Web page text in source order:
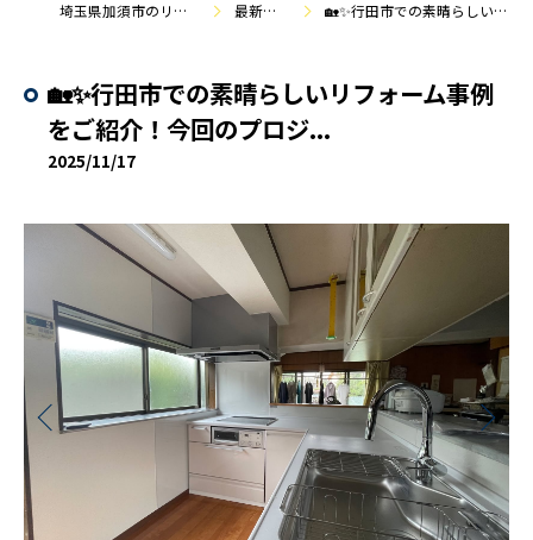
埼玉県加須市のリフォームなら株式会社エアロック 最新情報・施工事例 🏡✨行田市での素晴らしいリフォーム事例をご紹介！今回のプロジ...
🏡✨行田市での素晴らしいリフォーム事例
をご紹介！今回のプロジ...
2025/11/17